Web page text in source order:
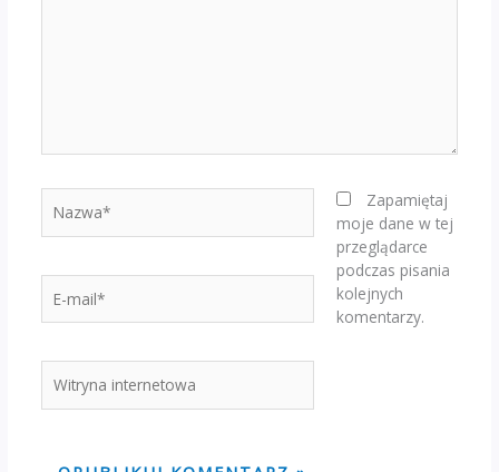
mail*
internetowa
Zapamiętaj
moje dane w tej
przeglądarce
podczas pisania
kolejnych
komentarzy.